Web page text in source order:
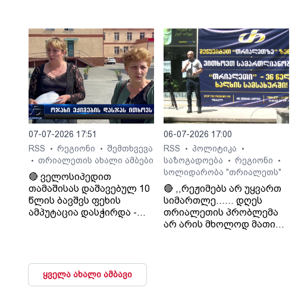
დათმობაზე წავა
ხელისუფლება და ის
ელემენტარული
მოთხოვნა რასაც
თრიალეთი ითხოვს
დააკმაყოფილებს.“. - გია
სურმანიძე. ტვ 25-ის
დამფუძნებელი.
07-07-2026 17:51
RSS
• რეგიონი • შემთხვევა
• თრიალეთის ახალი ამბები
🔴 ველოსიპედით
თამაშისას დაშავებულ 10
წლის ბავშვს ფეხის
ამპუტაცია დასჭირდა -
06-07-2026 17:00
RSS
• პოლიტიკა •
საზოგადოება • რეგიონი •
სოლიდარობა "თრიალეთს"
🔴 ,,რეჟიმებს არ უყვართ
სიმართლე...... დღეს
თრიალეთის პრობლემა
არ არის მხოლოდ მათი
ყველა ახალი ამბავი